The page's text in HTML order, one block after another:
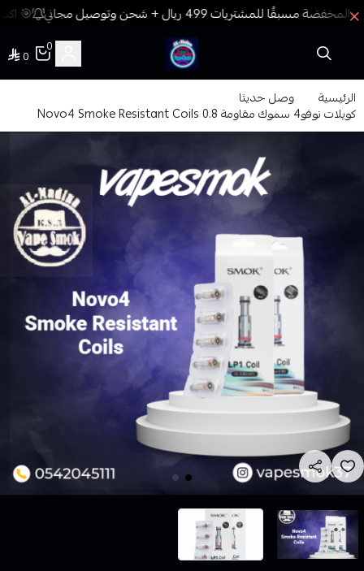
🎯
فيب المدينة
0
0
الرئيسية وصل حديثا
كويلات نوفو4 سموك مقاومة 0.8 Novo4 Smoke Resistant Coils